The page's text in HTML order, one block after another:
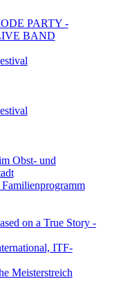
PARTY -
BAND
Obst- und
on a True Story -
ITF-
Meisterstreich